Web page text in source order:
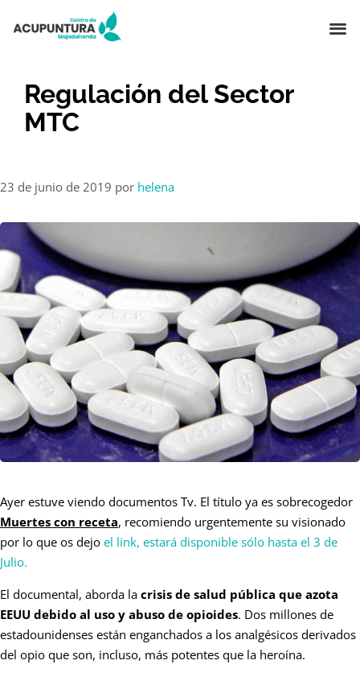
Regulación del Sector
MTC
23 de junio de 2019 por helena
Ayer estuve viendo documentos Tv. El título ya es sobrecogedor
Muertes con receta, recomiendo urgentemente su visionado
por lo que os dejo el link, estará disponible sólo hasta el 3 de
Julio.
El documental, aborda la crisis de salud pública que azota
EEUU debido al uso y abuso de opioides. Dos millones de
estadounidenses están enganchados a los analgésicos derivados
del opio que son, incluso, más potentes que la heroína.